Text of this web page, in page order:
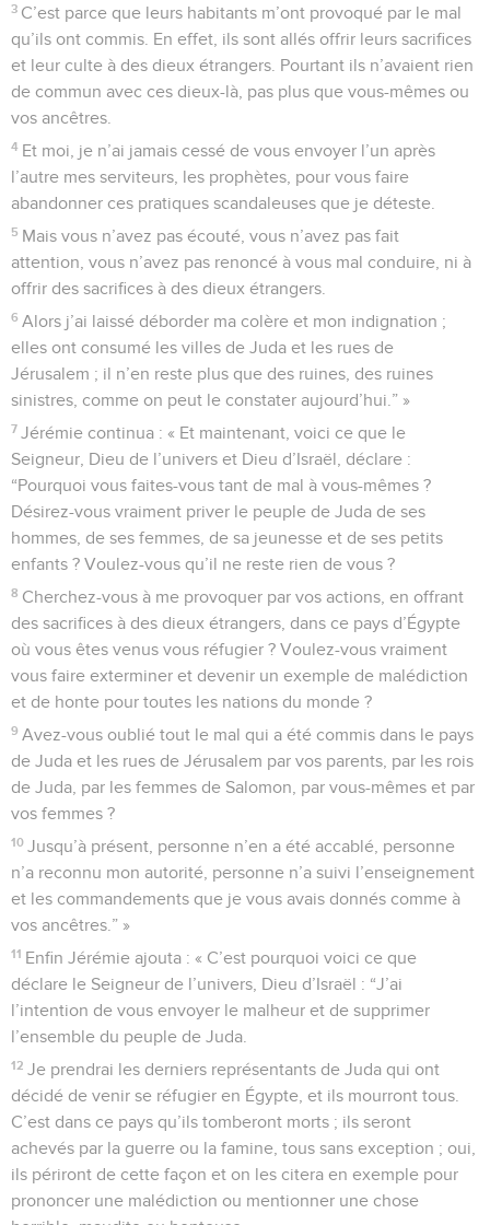
3 C’est parce que leurs habitants m’ont provoqué par le mal
qu’ils ont commis. En effet, ils sont allés offrir leurs sacrifices
et leur culte à des dieux étrangers. Pourtant ils n’avaient rien
de commun avec ces dieux-là, pas plus que vous-mêmes ou
vos ancêtres.
4 Et moi, je n’ai jamais cessé de vous envoyer l’un après
l’autre mes serviteurs, les prophètes, pour vous faire
abandonner ces pratiques scandaleuses que je déteste.
5 Mais vous n’avez pas écouté, vous n’avez pas fait
attention, vous n’avez pas renoncé à vous mal conduire, ni à
offrir des sacrifices à des dieux étrangers.
6 Alors j’ai laissé déborder ma colère et mon indignation ;
elles ont consumé les villes de Juda et les rues de
Jérusalem ; il n’en reste plus que des ruines, des ruines
sinistres, comme on peut le constater aujourd’hui.” »
7 Jérémie continua : « Et maintenant, voici ce que le
Seigneur, Dieu de l’univers et Dieu d’Israël, déclare :
“Pourquoi vous faites-vous tant de mal à vous-mêmes ?
Désirez-vous vraiment priver le peuple de Juda de ses
hommes, de ses femmes, de sa jeunesse et de ses petits
enfants ? Voulez-vous qu’il ne reste rien de vous ?
8 Cherchez-vous à me provoquer par vos actions, en offrant
des sacrifices à des dieux étrangers, dans ce pays d’Égypte
où vous êtes venus vous réfugier ? Voulez-vous vraiment
vous faire exterminer et devenir un exemple de malédiction
et de honte pour toutes les nations du monde ?
9 Avez-vous oublié tout le mal qui a été commis dans le pays
de Juda et les rues de Jérusalem par vos parents, par les rois
de Juda, par les femmes de Salomon, par vous-mêmes et par
vos femmes ?
10 Jusqu’à présent, personne n’en a été accablé, personne
n’a reconnu mon autorité, personne n’a suivi l’enseignement
et les commandements que je vous avais donnés comme à
vos ancêtres.” »
11 Enfin Jérémie ajouta : « C’est pourquoi voici ce que
déclare le Seigneur de l’univers, Dieu d’Israël : “J’ai
l’intention de vous envoyer le malheur et de supprimer
l’ensemble du peuple de Juda.
12 Je prendrai les derniers représentants de Juda qui ont
décidé de venir se réfugier en Égypte, et ils mourront tous.
C’est dans ce pays qu’ils tomberont morts ; ils seront
achevés par la guerre ou la famine, tous sans exception ; oui,
ils périront de cette façon et on les citera en exemple pour
prononcer une malédiction ou mentionner une chose